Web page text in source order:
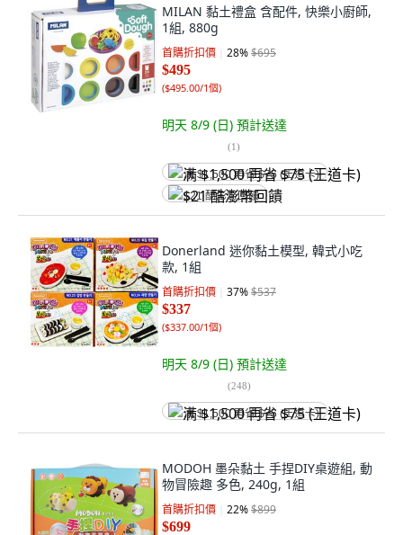
MILAN 黏土禮盒 含配件, 快樂小廚師,
1組, 880g
首購折扣價 28%$695
$495
($495.00/1個)
明天 8/9 (日) 預計送達
(1)
满 $1,500 再省 $75 (王道卡)
$21 酷澎幣回饋
Donerland 迷你黏土模型, 韓式小吃
款, 1組
首購折扣價 37%$537
$337
($337.00/1個)
明天 8/9 (日) 預計送達
(248)
满 $1,500 再省 $75 (王道卡)
MODOH 墨朵黏土 手捏DIY桌遊組, 動
物冒險趣 多色, 240g, 1組
首購折扣價 22%$899
$699